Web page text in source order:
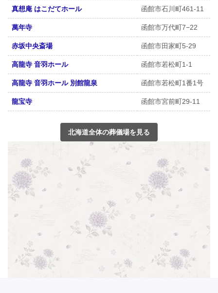
真想庵 はこだてホール 函館市石川町461-11
萬年寺 函館市万代町7−22
赤坂中央斎場 函館市田家町5-29
高龍寺 音羽ホール 函館市若松町1-1
高龍寺 音羽ホール 別館龍泉 函館市若松町1番1号
龍宝寺 函館市宮前町29-11
北海道全体の葬儀場を見る